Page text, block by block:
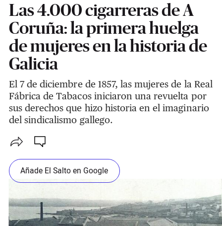
Las 4.000 cigarreras de A
Coruña: la primera huelga
de mujeres en la historia de
Galicia
El 7 de diciembre de 1857, las mujeres de la Real
Fábrica de Tabacos iniciaron una revuelta por
sus derechos que hizo historia en el imaginario
del sindicalismo gallego.
Añade El Salto en Google